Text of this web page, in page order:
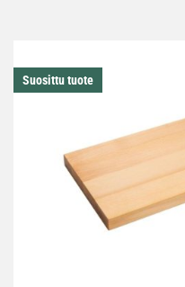
Suosittu tuote